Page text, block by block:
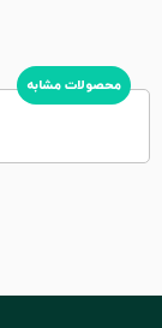
محصولات مشابه